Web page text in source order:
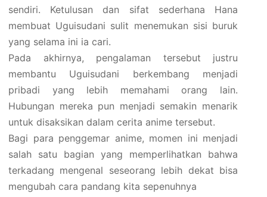
sendiri. Ketulusan dan sifat sederhana Hana
membuat Uguisudani sulit menemukan sisi buruk
yang selama ini ia cari.
Pada akhirnya, pengalaman tersebut justru
membantu Uguisudani berkembang menjadi
pribadi yang lebih memahami orang lain.
Hubungan mereka pun menjadi semakin menarik
untuk disaksikan dalam cerita anime tersebut.
Bagi para penggemar anime, momen ini menjadi
salah satu bagian yang memperlihatkan bahwa
terkadang mengenal seseorang lebih dekat bisa
mengubah cara pandang kita sepenuhnya